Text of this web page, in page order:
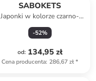
SABOKETS
Japonki w kolorze czarno-
beżowym
-52%
od: 134,95 zł
Cena producenta: 286,67 zł*